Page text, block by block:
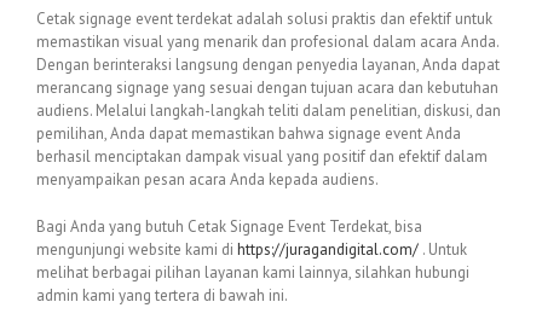
Cetak signage event terdekat adalah solusi praktis dan efektif untuk
memastikan visual yang menarik dan profesional dalam acara Anda.
Dengan berinteraksi langsung dengan penyedia layanan, Anda dapat
merancang signage yang sesuai dengan tujuan acara dan kebutuhan
audiens. Melalui langkah-langkah teliti dalam penelitian, diskusi, dan
pemilihan, Anda dapat memastikan bahwa signage event Anda
berhasil menciptakan dampak visual yang positif dan efektif dalam
menyampaikan pesan acara Anda kepada audiens.
Bagi Anda yang butuh Cetak Signage Event Terdekat, bisa
mengunjungi website kami di https://juragandigital.com/ . Untuk
melihat berbagai pilihan layanan kami lainnya, silahkan hubungi
admin kami yang tertera di bawah ini.